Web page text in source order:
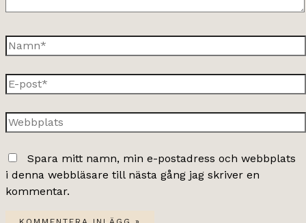
Namn*
E-
post*
Webbplats
Spara mitt namn, min e-postadress och webbplats
i denna webbläsare till nästa gång jag skriver en
kommentar.